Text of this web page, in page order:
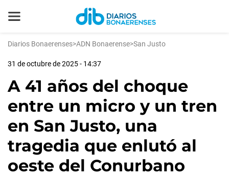
Diarios Bonaerenses>ADN Bonaerense>San Justo
31 de octubre de 2025 - 14:37
A 41 años del choque
entre un micro y un tren
en San Justo, una
tragedia que enlutó al
oeste del Conurbano